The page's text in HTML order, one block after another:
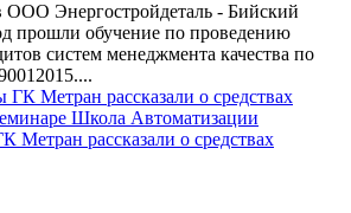
ООО Энергостройдеталь - Бийский
прошли обучение по проведению
систем менеджмента качества по
Метран рассказали о средствах